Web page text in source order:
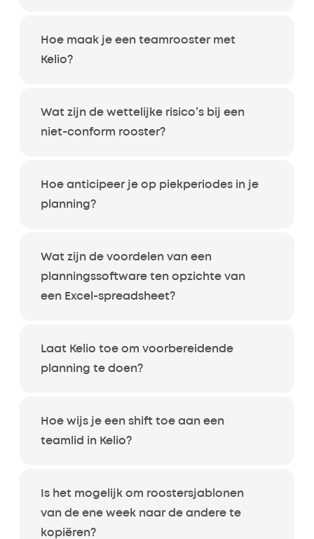
Hoe maak je een teamrooster met
Kelio?
Wat zijn de wettelijke risico’s bij een
niet-conform rooster?
Hoe anticipeer je op piekperiodes in je
planning?
Wat zijn de voordelen van een
planningssoftware ten opzichte van
een Excel-spreadsheet?
Laat Kelio toe om voorbereidende
planning te doen?
Hoe wijs je een shift toe aan een
teamlid in Kelio?
Is het mogelijk om roostersjablonen
van de ene week naar de andere te
kopiëren?